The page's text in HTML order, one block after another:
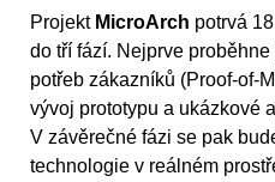
Projekt MicroArch potrvá
do tří fází. Nejprve
potřeb zákazníků (Proof-of-
vývoj prototypu a ukázkové
V závěrečné fázi se pak
technologie v reálném